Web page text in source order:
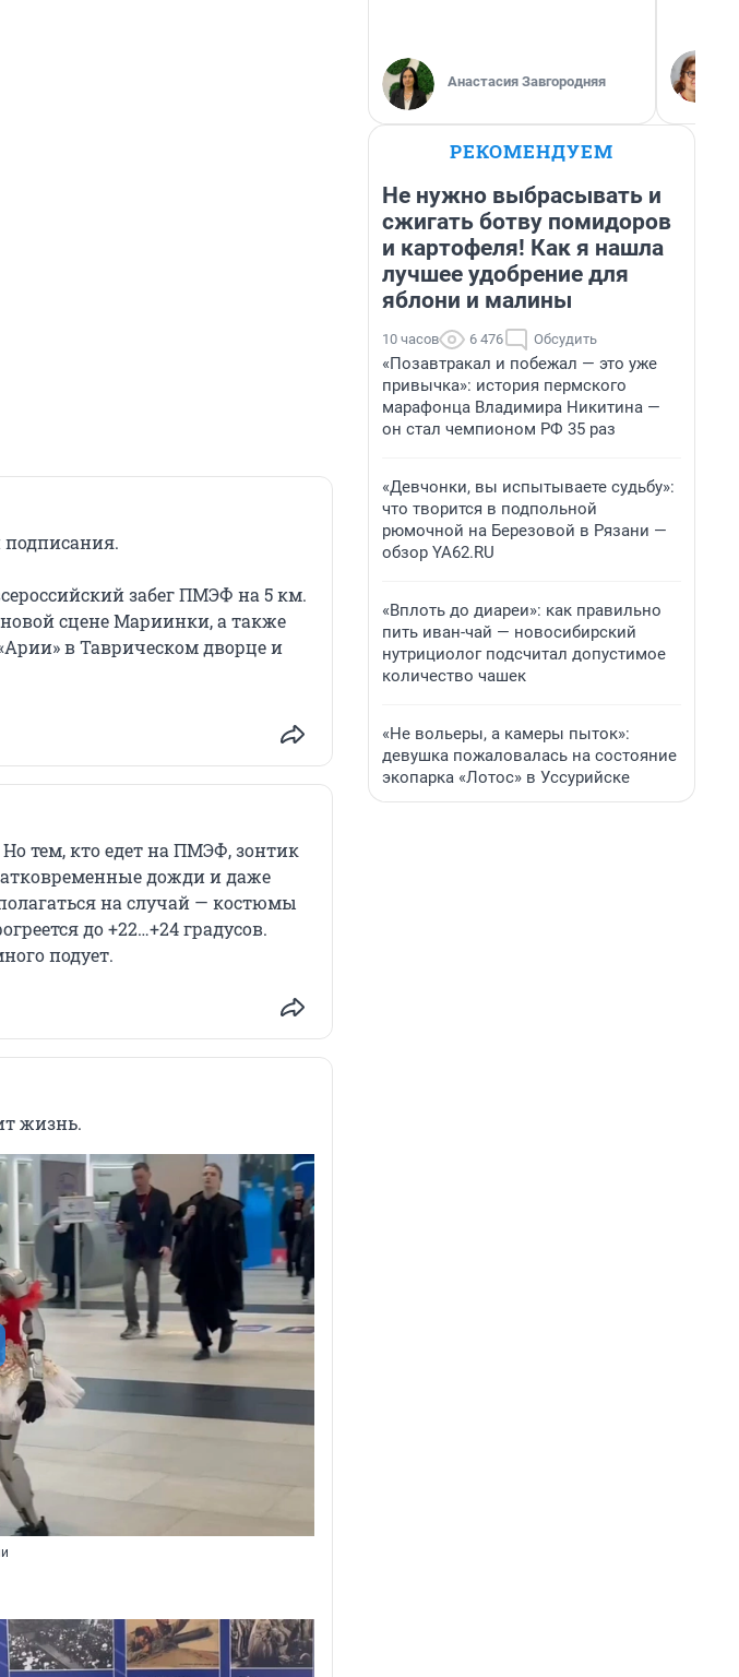
подписания.
забег ПМЭФ на 5 км.
сцене Мариинки, а также
в Таврическом дворце и
Но тем, кто едет на ПМЭФ, зонтик
дожди и даже
на случай — костюмы
до +22…+24 градусов.
подует.
жизнь.
Анастасия Завгородняя
РЕКОМЕНДУЕМ
Не нужно выбрасывать и
сжигать ботву помидоров
и картофеля! Как я нашла
лучшее удобрение для
яблони и малины
10 часов 6 476 Обсудить
«Позавтракал и побежал — это уже
привычка»: история пермского
марафонца Владимира Никитина —
он стал чемпионом РФ 35 раз
«Девчонки, вы испытываете судьбу»:
что творится в подпольной
рюмочной на Березовой в Рязани —
обзор YA62.RU
«Вплоть до диареи»: как правильно
пить иван-чай — новосибирский
нутрициолог подсчитал допустимое
количество чашек
«Не вольеры, а камеры пыток»:
девушка пожаловалась на состояние
экопарка «Лотос» в Уссурийске